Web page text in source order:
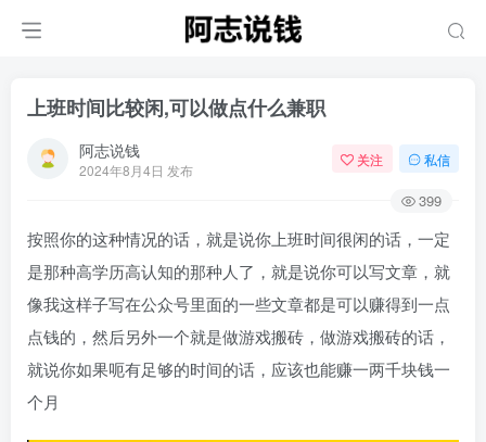
上班时间比较闲,可以做点什么兼职
阿志说钱
2024年8月4日 发布
关注 私信
399
按照你的这种情况的话，就是说你上班时间很闲的话，一定
是那种高学历高认知的那种人了，就是说你可以写文章，就
像我这样子写在公众号里面的一些文章都是可以赚得到一点
点钱的，然后另外一个就是做游戏搬砖，做游戏搬砖的话，
就说你如果呃有足够的时间的话，应该也能赚一两千块钱一
个月